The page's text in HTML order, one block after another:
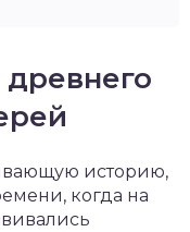
историю,
когда на